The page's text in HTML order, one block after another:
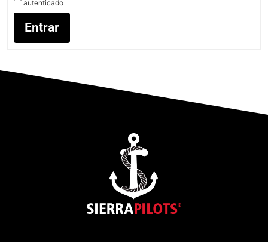
autenticado
Entrar